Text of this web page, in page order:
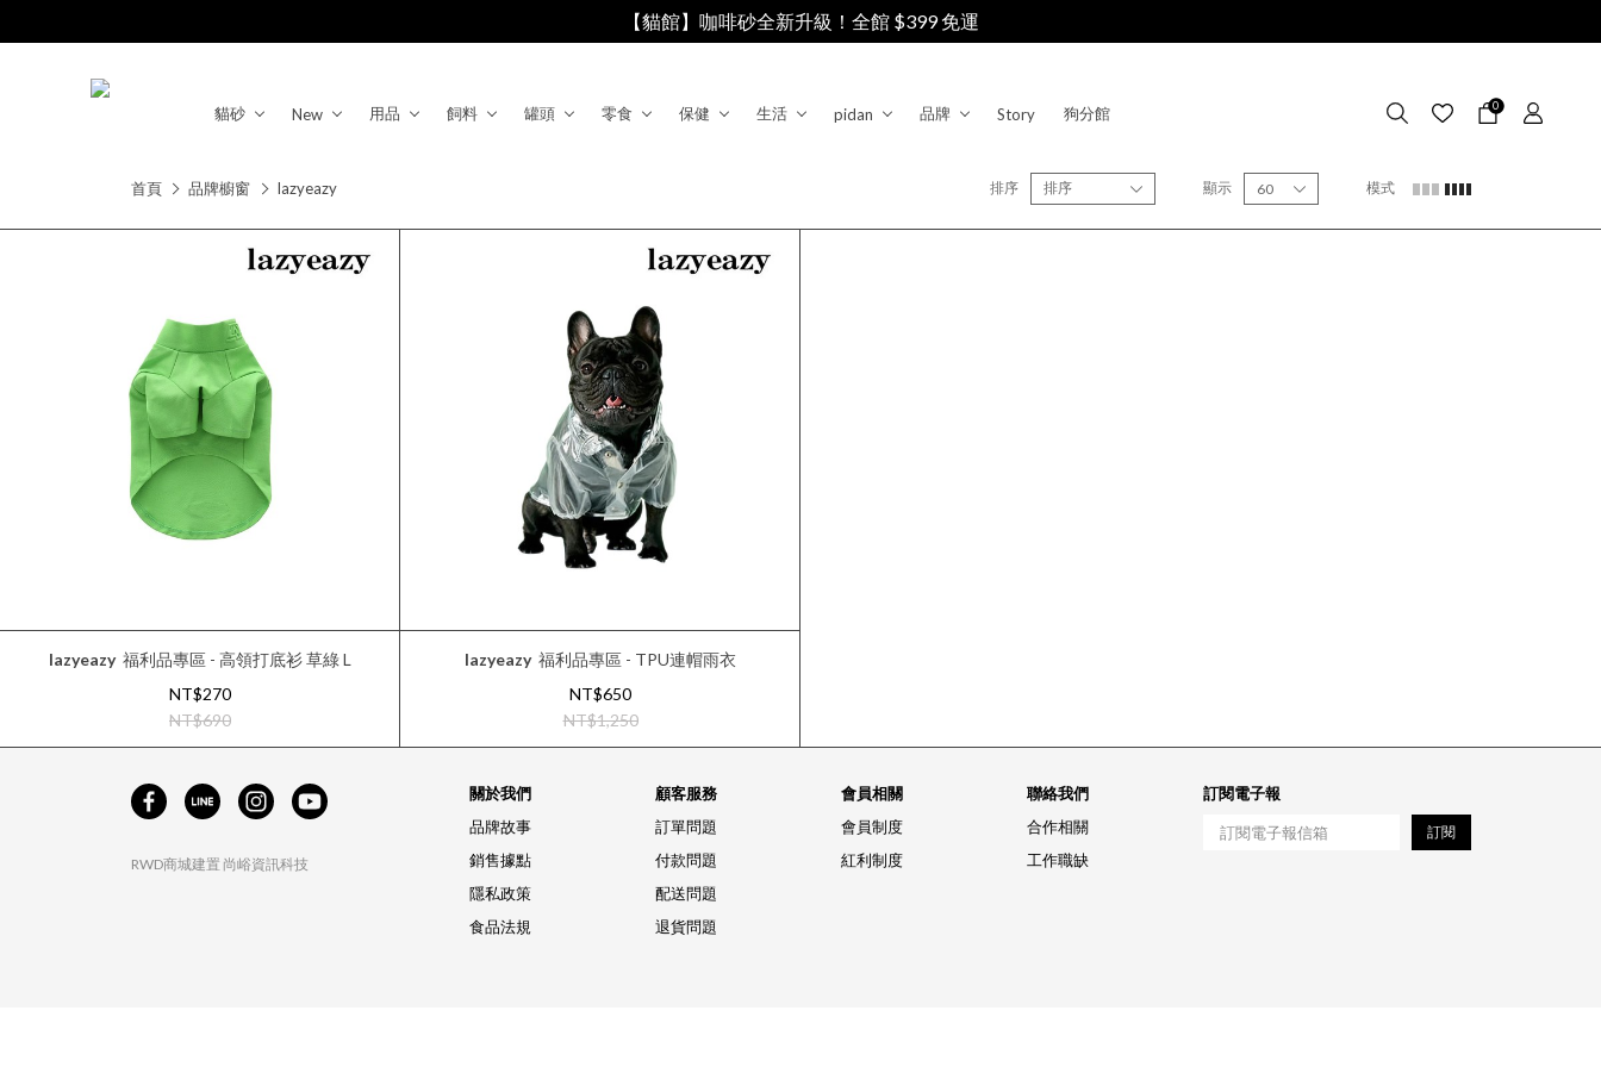
【貓館】咖啡砂全新升級！全館 $399 免運
0
貓砂 New 用品 飼料 罐頭 零食 保健 生活 pidan 品牌 Story 狗分館
首頁 品牌櫥窗 lazyeazy 排序 排序 顯示 60 模式
lazyeazy 福利品專區 - 高領打底衫 草綠 L
NT$270
NT$690
lazyeazy 福利品專區 - TPU連帽雨衣
NT$650
NT$1,250
RWD商城建置 尚峪資訊科技
關於我們
品牌故事
銷售據點
隱私政策
食品法規
顧客服務
訂單問題
付款問題
配送問題
退貨問題
會員相關
會員制度
紅利制度
聯絡我們
合作相關
工作職缺
訂閱電子報
訂閱